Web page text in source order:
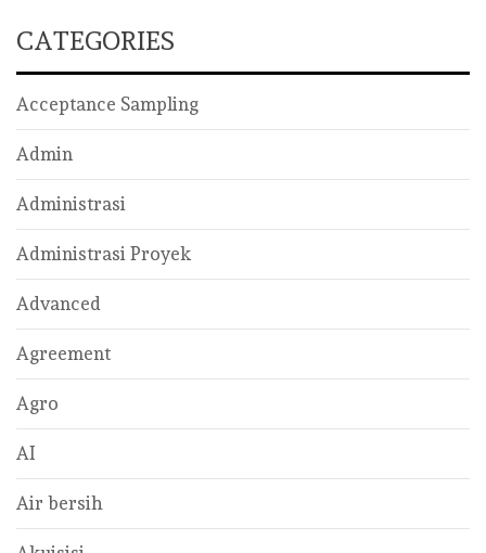
CATEGORIES
Acceptance Sampling
Admin
Administrasi
Administrasi Proyek
Advanced
Agreement
Agro
AI
Air bersih